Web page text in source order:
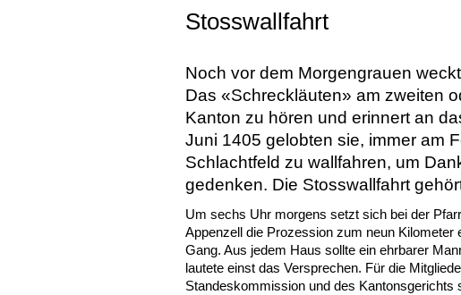
Stosswallfahrt
Noch vor dem Morgengrauen
Das «Schreckläuten» am zweiten
Kanton zu hören und erinnert an
Juni 1405 gelobten sie, immer am
Schlachtfeld zu wallfahren, um
gedenken. Die Stosswallfahrt
Um sechs Uhr morgens setzt sich bei der
Appenzell die Prozession zum neun Kilometer
Gang. Aus jedem Haus sollte ein ehrbarer
lautete einst das Versprechen. Für die
Standeskommission und des Kantonsgerichts